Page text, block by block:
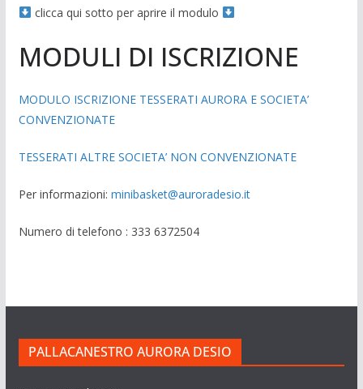
clicca qui sotto per aprire il modulo
MODULI DI ISCRIZIONE
MODULO ISCRIZIONE TESSERATI AURORA E SOCIETA’
CONVENZIONATE
TESSERATI ALTRE SOCIETA’ NON CONVENZIONATE
Per informazioni: minibasket@auroradesio.it
Numero di telefono : 333 6372504
PALLACANESTRO AURORA DESIO